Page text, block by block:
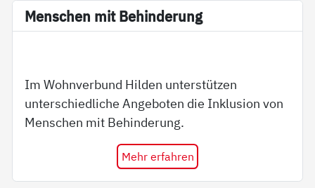
Men­schen mit Be­hin­de­rung
Im Wohnverbund Hilden unterstützen
unterschiedliche Angeboten die Inklusion von
Menschen mit Behinderung.
Mehr erfahren